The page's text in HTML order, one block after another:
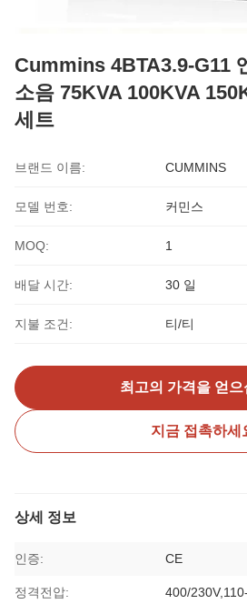
Cummins 4BTA3.9-G11
소음 75KVA 100KVA
세트
브랜드 이름: CUMMINS
모델 번호: 커민스
MOQ: 1
배달 시간: 30 일
지불 조건: 티/티
최고의 가격을 얻으
지금 접촉하세
상세 정보
인증: CE
정격전압:
400/230V,110-